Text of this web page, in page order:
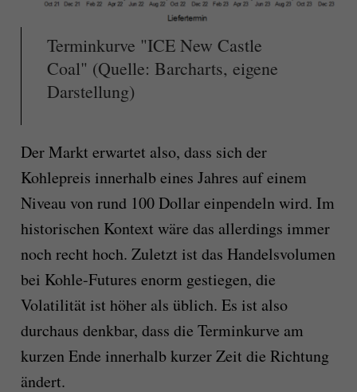
Terminkurve "ICE New Castle
Coal" (Quelle: Barcharts, eigene
Darstellung)
Der Markt erwartet also, dass sich der
Kohlepreis innerhalb eines Jahres auf einem
Niveau von rund 100 Dollar einpendeln wird. Im
historischen Kontext wäre das allerdings immer
noch recht hoch. Zuletzt ist das Handelsvolumen
bei Kohle-Futures enorm gestiegen, die
Volatilität ist höher als üblich. Es ist also
durchaus denkbar, dass die Terminkurve am
kurzen Ende innerhalb kurzer Zeit die Richtung
ändert.